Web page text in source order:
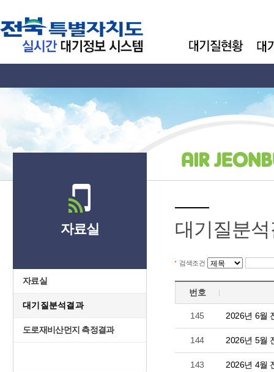
자료실
자료실
대기질분석결과
도로재비산먼지 측정결과
대기질분
검색조건
번호
145 2026년 6월
144 2026년 5월
143 2026년 4월